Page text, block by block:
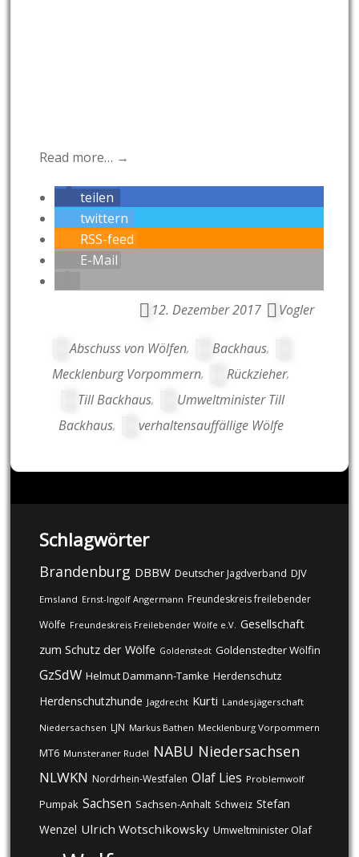
Read more… →
teilen
twittern
RSS-feed
E-Mail
12. Dezember 2017 Vogler
Abschuss von Wölfen, Backhaus,
Mecklenburg Vorpommern, Rückzieher,
Till Backhaus,
Umweltminister Till
Backhaus, verhaltensauffällige Wölfe
Schlagwörter
Brandenburg DBBW Deutscher Jagdverband DJV
Emsland Ernst-Ingolf Angermann Freundeskreis freilebender
Wölfe Freundeskreis Freilebender Wölfe e.V. Gesellschaft
zum Schutz der Wölfe Goldenstedt Goldenstedter Wölfin
GzSdW Helmut Dammann-Tamke Herdenschutz
Herdenschutzhunde Jagdrecht Kurti Landesjägerschaft
Niedersachsen LJN Markus Bathen Mecklenburg Vorpommern
MT6 Munsteraner Rudel NABU Niedersachsen
NLWKN Nordrhein-Westfalen Olaf Lies Problemwolf
Pumpak Sachsen Sachsen-Anhalt Schweiz Stefan
Wenzel Ulrich Wotschikowsky Umweltminister Olaf